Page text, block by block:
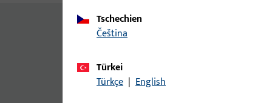
Inhalt
Zusatzinformationen
UNI-JET SCF: FFB 650 mm ist kein
Tschechien
čeština
Türkei
Türkçe | English